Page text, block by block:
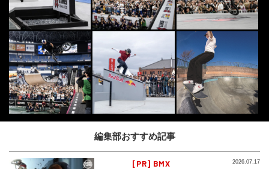
編集部おすすめ記事
[PR] BMX 2026.07.17